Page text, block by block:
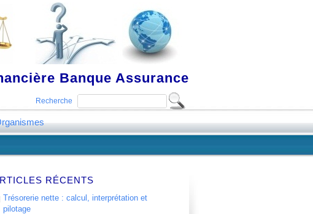
Banque Assurance
Recherche
RÉCENTS
Trésorerie nette : calcul, interprétation et
pilotage